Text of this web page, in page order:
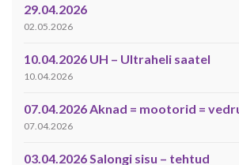
29.04.2026
02.05.2026
10.04.2026 UH – Ultraheli saatel
10.04.2026
07.04.2026 Aknad = mootorid =
07.04.2026
03.04.2026 Salongi sisu – tehtud